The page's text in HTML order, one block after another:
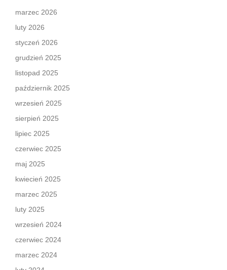
marzec 2026
luty 2026
styczeń 2026
grudzień 2025
listopad 2025
październik 2025
wrzesień 2025
sierpień 2025
lipiec 2025
czerwiec 2025
maj 2025
kwiecień 2025
marzec 2025
luty 2025
wrzesień 2024
czerwiec 2024
marzec 2024